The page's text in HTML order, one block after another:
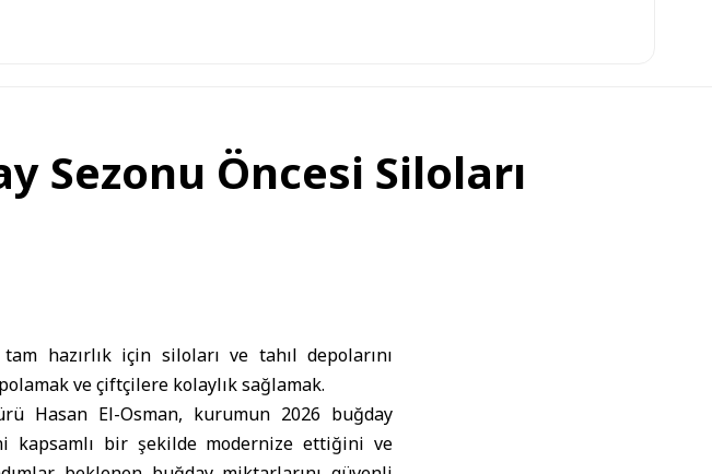
Sezonu Öncesi Siloları
hazırlık için siloları ve tahıl depolarını
ve çiftçilere kolaylık sağlamak.
Hasan El-Osman, kurumun 2026 buğday
kapsamlı bir şekilde modernize ettiğini ve